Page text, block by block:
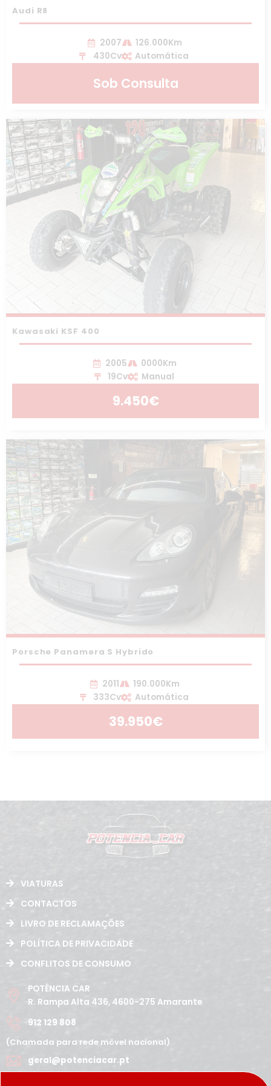
Audi R8
2007
126.000Km
430Cv
Automática
Sob Consulta
Kawasaki KSF 400
2005
0000Km
19Cv
Manual
9.450€
Porsche Panamera S Hybrido
2011
190.000Km
333Cv
Automática
39.950€
VIATURAS
CONTACTOS
LIVRO DE RECLAMAÇÕES
POLÍTICA DE PRIVACIDADE
CONFLITOS DE CONSUMO
POTÊNCIA CAR
R. Rampa Alta 436, 4600-275 Amarante
912 129 808
(Chamada para rede móvel nacional)
geral@potenciacar.pt